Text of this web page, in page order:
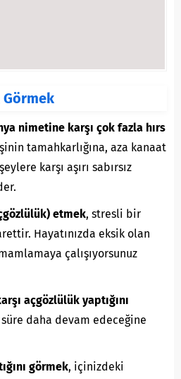
Görmek
nimetine karşı çok fazla hırs
tamahkarlığına, aza kanaat
karşı aşırı sabırsız
etmek, stresli bir
Hayatınızda eksik olan
çalışıyorsunuz
açgözlülük yaptığını
süre daha devam edeceğine
görmek, içinizdeki